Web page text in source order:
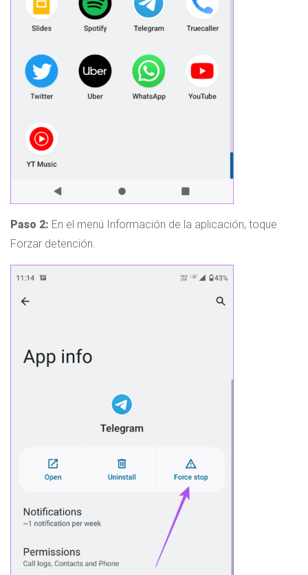
Paso 2: En el menú Información de la aplicación, toque
Forzar detención.